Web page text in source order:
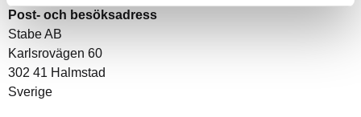
Post- och besöksadress
Stabe AB
Karlsrovägen 60
302 41 Halmstad
Sverige